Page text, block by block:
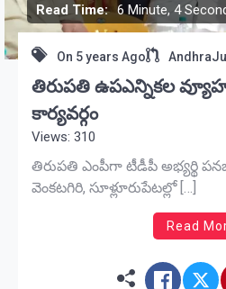
Read Time: 6 Minute, 4
On 5 years Ago
తిరుపతి ఉపఎన్నికల
కార్యవర్గం
Views: 310
తిరుపతి ఎంపీగా టీడీపీ అభ్యర్థి
వెంకటగిరి, సూళ్లూరుపేటల్లో […]
Read